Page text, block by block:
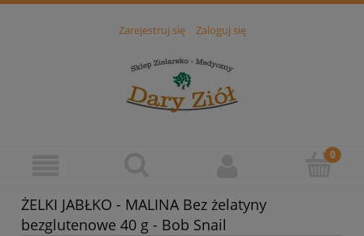
Zarejestruj się Zaloguj się
ŻELKI JABŁKO - MALINA Bez żelatyny
bezglutenowe 40 g - Bob Snail